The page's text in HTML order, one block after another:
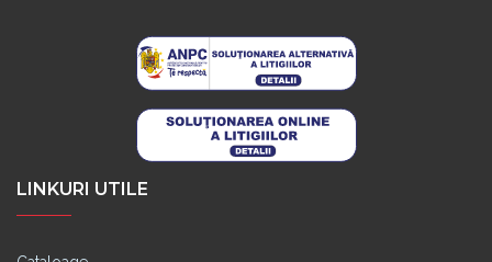
LINKURI UTILE